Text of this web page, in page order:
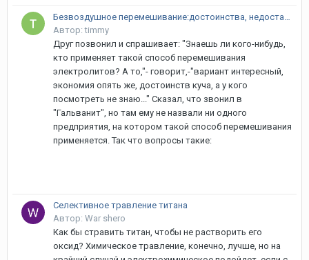
Автор: timmy
Друг позвонил и спрашивает: "Знаешь ли кого-нибудь,
кто применяет такой способ перемешивания
электролитов? А то,"- говорит,-"вариант интересный,
экономия опять же, достоинств куча, а у кого
посмотреть не знаю..." Сказал, что звонил в
"Гальванит", но там ему не назвали ни одного
предприятия, на котором такой способ перемешивания
применяется. Так что вопросы такие:
Селективное травление титана
Автор: War shero
Как бы стравить титан, чтобы не растворить его
оксид? Химическое травление, конечно, лучше, но на